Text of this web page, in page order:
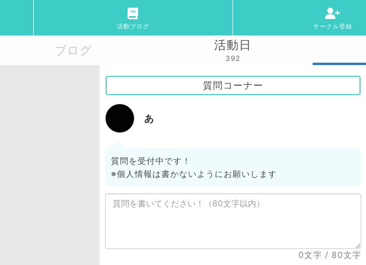
活動ブログ サークル登録
ブログ 活動日
392
質問コーナー
あ
質問を受付中です！
※個人情報は書かないようにお願いします
0文字 / 80文字